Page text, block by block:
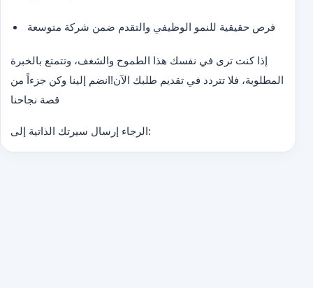
فرص حقيقية للنمو الوظيفي والتقدم ضمن شركة متوسعة
إذا كنت ترى في نفسك هذا الطموح والشغف، وتتمتع بالخبرة
المطلوبة، فلا تتردد في تقديم طلبك الآن!انضم إلينا وكن جزءاً من
قصة نجاحنا
الرجاء إرسال سيرتك الذاتية إلى: